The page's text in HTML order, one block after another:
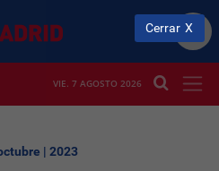
VIE. 7 AGOSTO 2026
| 2023
Cerrar